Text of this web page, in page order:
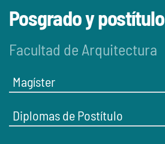
Posgrado y postítulo
Facultad de Arquitectura
Magíster
Diplomas de Postítulo